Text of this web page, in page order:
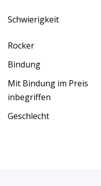
Schwierigkeit
Rocker
Bindung
Mit Bindung im Preis
inbegriffen
Geschlecht